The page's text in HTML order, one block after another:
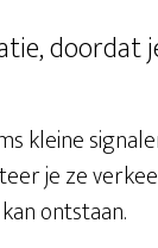
doordat
kleine
je ze
ontstaan.